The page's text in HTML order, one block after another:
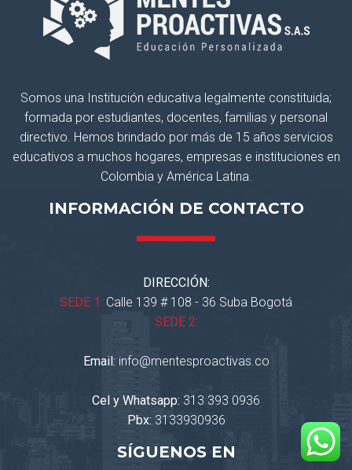
Somos una Institución educativa legalmente constituida;
formada por estudiantes, docentes, familias y personal
directivo. Hemos brindado por más de 15 años servicios
educativos a muchos hogares, empresas e instituciones en
Colombia y América Latina.
INFORMACIÓN DE CONTACTO
DIRECCIÓN:
SEDE 1: Calle 139 # 108 - 36 Suba Bogotá
SEDE 2:
Email: info@mentesproactivas.co
Cel y Whatsapp: 313 393 0936
Pbx: 3133930936
SÍGUENOS EN